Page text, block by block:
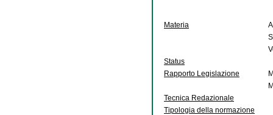
Materia
Status
Rapporto Legislazione
Tecnica Redazionale
Tipologia della normazione